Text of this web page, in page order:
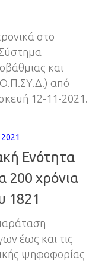
στο
και
από
12-11-2021.
Ενότητα
200 χρόνια
1821
έως και τις
ψηφοφορίας